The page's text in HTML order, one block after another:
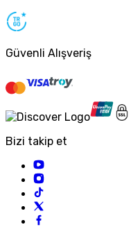
Güvenli Alışveriş
Bizi takip et